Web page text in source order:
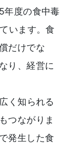
年度の食中毒
います。食
だけでな
り、経営に
く知られる
つながりま
発生した食